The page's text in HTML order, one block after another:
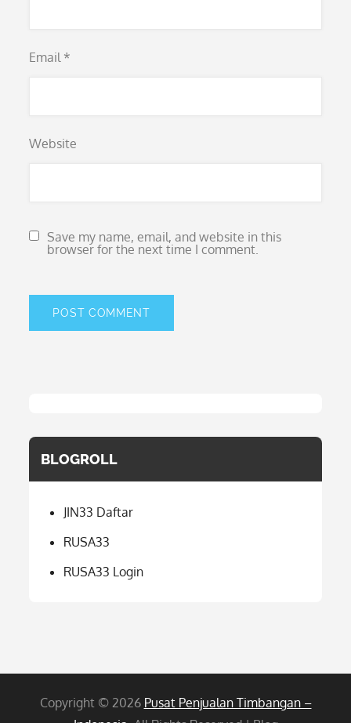
Email *
Website
Save my name, email, and website in this
browser for the next time I comment.
BLOGROLL
JIN33 Daftar
RUSA33
RUSA33 Login
Copyright © 2026 Pusat Penjualan Timbangan –